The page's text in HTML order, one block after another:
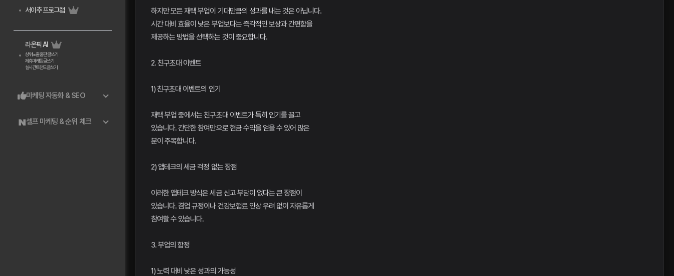
서이추 프로그램
라온픽 AI
상위노출 홈판 글쓰기
제휴마케팅 글쓰기
실시간트랜드 글쓰기
마케팅 자동화 & SEO
셀프 마케팅 & 순위 체크
하지만 모든 재택 부업이 기대만큼의 성과를 내는 것은 아닙니다.
시간 대비 효율이 낮은 부업보다는 즉각적인 보상과 간편함을
제공하는 방법을 선택하는 것이 중요합니다.
2. 친구초대 이벤트
1) 친구초대 이벤트의 인기
재택 부업 중에서는 친구초대 이벤트가 특히 인기를 끌고
있습니다. 간단한 참여만으로 현금 수익을 얻을 수 있어 많은
분이 주목합니다.
2) 앱테크의 세금 걱정 없는 장점
이러한 앱테크 방식은 세금 신고 부담이 없다는 큰 장점이
있습니다. 겸업 규정이나 건강보험료 인상 우려 없이 자유롭게
참여할 수 있습니다.
3. 부업의 함정
1) 노력 대비 낮은 성과의 가능성